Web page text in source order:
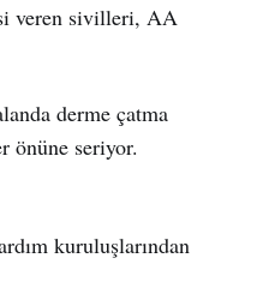
veren sivilleri, AA
derme çatma
önüne seriyor.
kuruluşlarından